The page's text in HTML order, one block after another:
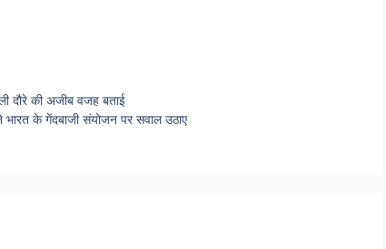
दौरे की अजीब वजह बताई
के गेंदबाजी संयोजन पर सवाल उठाए